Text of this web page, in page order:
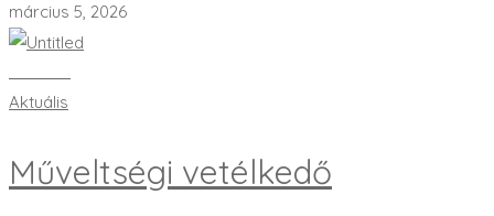
március 5, 2026
Aktuális
Műveltségi vetélkedő